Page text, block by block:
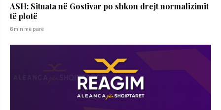
ASH: Situata në Gostivar po shkon drejt normalizimit
të plotë
6 min më parë